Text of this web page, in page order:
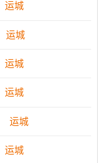
运城
运城
运城
运城
运城
运城